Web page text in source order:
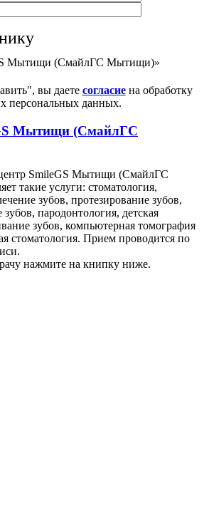
Мытищи (СмайлГС Мытищи)»
вы даете согласиена обработку
персональных данных.
Мытищи (СмайлГС
SmileGS Мытищи (СмайлГС
такие услуги: стоматология,
зубов, протезирование зубов,
пародонтология, детская
зубов, компьютерная томография
стоматология. Прием проводится по
нажмите на книпку ниже.